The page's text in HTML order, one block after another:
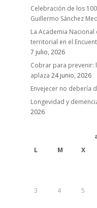
Celebración de los
Guillermo Sánchez
La Academia
territorial en el
7 julio, 2026
Cobrar para prevenir:
aplaza 24 junio, 2026
Envejecer no debería
Longevidad y
2026
L M X
3 4 5